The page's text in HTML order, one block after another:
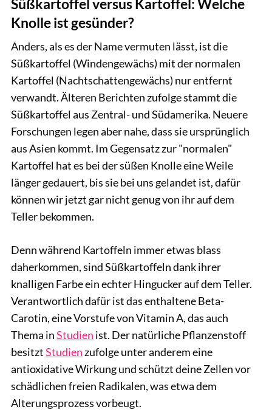
Süßkartoffel versus Kartoffel: Welche
Knolle ist gesünder?
Anders, als es der Name vermuten lässt, ist die
Süßkartoffel (Windengewächs) mit der normalen
Kartoffel (Nachtschattengewächs) nur entfernt
verwandt. Älteren Berichten zufolge stammt die
Süßkartoffel aus Zentral- und Südamerika. Neuere
Forschungen legen aber nahe, dass sie ursprünglich
aus Asien kommt. Im Gegensatz zur "normalen"
Kartoffel hat es bei der süßen Knolle eine Weile
länger gedauert, bis sie bei uns gelandet ist, dafür
können wir jetzt gar nicht genug von ihr auf dem
Teller bekommen.
Denn während Kartoffeln immer etwas blass
daherkommen, sind Süßkartoffeln dank ihrer
knalligen Farbe ein echter Hingucker auf dem Teller.
Verantwortlich dafür ist das enthaltene Beta-
Carotin, eine Vorstufe von Vitamin A, das auch
Thema inStudien ist. Der natürliche Pflanzenstoff
besitztStudienzufolge unter anderem eine
antioxidative Wirkung und schützt deine Zellen vor
schädlichen freien Radikalen, was etwa dem
Alterungsprozess vorbeugt.